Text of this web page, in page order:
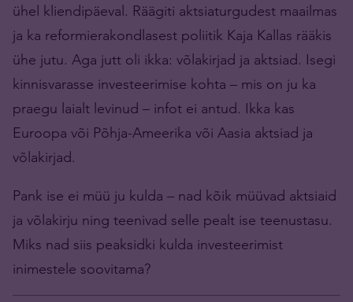
ühel kliendipäeval. Räägiti aktsiaturgudest maailmas
ja ka reformierakondlasest poliitik Kaja Kallas rääkis
ühe jutu. Aga jutt oli ikka: võlakirjad ja aktsiad. Isegi
kinnisvarasse investeerimise kohta – mis on ju ka
praegu laialt levinud – infot ei antud. Ikka kas
Euroopa või Põhja-Ameerika või Aasia aktsiad ja
võlakirjad.
Pank ise ei müü ju kulda – nad kõik müüvad aktsiaid
ja võlakirju ning teenivad selle pealt ise teenustasu.
Miks nad siis peaksidki kulda investeerimist
inimestele soovitama?